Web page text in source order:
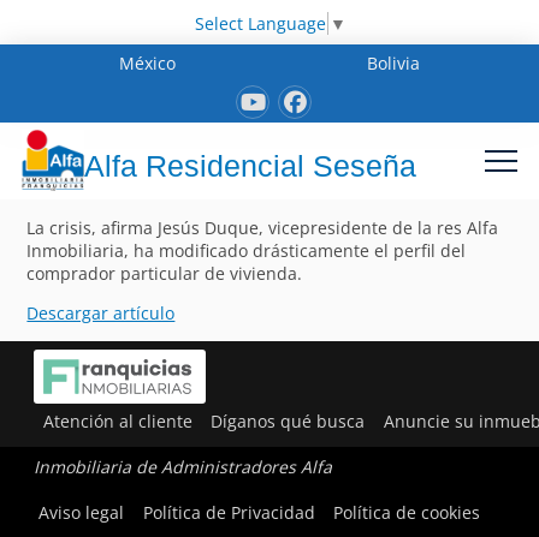
Select Language ▼
México
Bolivia
Alfa Residencial Seseña
La crisis, afirma Jesús Duque, vicepresidente de la res Alfa
Inmobiliaria, ha modificado drásticamente el perfil del
comprador particular de vivienda.
Descargar artículo
Atención al cliente Díganos qué busca Anuncie su
Inmobiliaria de Administradores Alfa
Aviso legal
Política de Privacidad Política de cookies